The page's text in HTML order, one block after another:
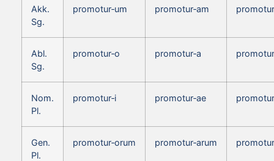
Akk.
Sg.
promotur‑um promotur‑am
Abl.
Sg.
promotur‑o promotur‑a
Nom.
Pl.
promotur‑i promotur‑ae
Gen.
Pl.
promotur‑orum promotur‑arum